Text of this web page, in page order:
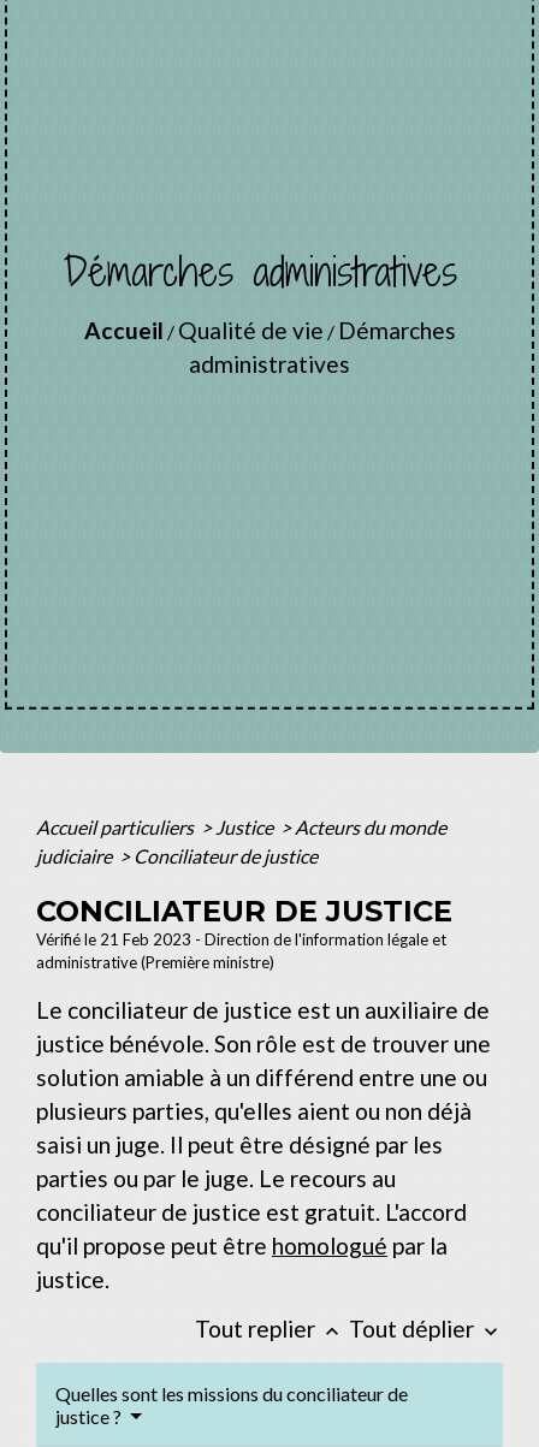
Démarches administratives
Accueil / Qualité de vie / Démarches
administratives
Accueil particuliers > Justice > Acteurs du monde
judiciaire > Conciliateur de justice
CONCILIATEUR DE JUSTICE
Vérifié le 21 Feb 2023 - Direction de l'information légale et
administrative (Première ministre)
Le conciliateur de justice est un auxiliaire de
justice bénévole. Son rôle est de trouver une
solution amiable à un différend entre une ou
plusieurs parties, qu'elles aient ou non déjà
saisi un juge. Il peut être désigné par les
parties ou par le juge. Le recours au
conciliateur de justice est gratuit. L'accord
qu'il propose peut être homologué par la
justice.
Tout replier keyboard_arrow_up Tout déplier keyboard_arrow_down
Quelles sont les missions du conciliateur de
justice ?